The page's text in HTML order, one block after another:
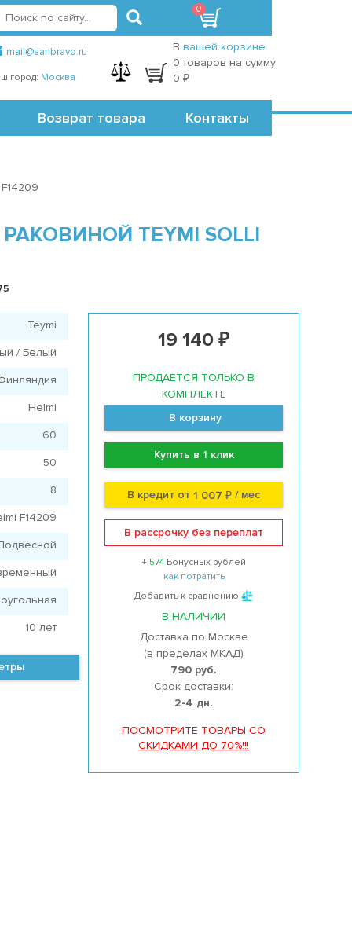
Точки самовывоза
mail@sanbravo.ru
город: Москва
регистрация
В вашей корзине
0 товаров на сумму
0 ₽
Возврат товара Контакты
0
TEYMI SOLLI
19 140 ₽
ПРОДАЕТСЯ ТОЛЬКО В
КОМПЛЕКТЕ
В корзину
Купить в 1 клик
В кредит от1 007 ₽ / мес
В рассрочку без переплат
+ 574 Бонусных рублей
как потратить
Добавить к сравнению
В НАЛИЧИИ
Доставка по Москве
(в пределах МКАД)
790 руб.
Срок доставки:
2-4 дн.
ПОСМОТРИТЕ ТОВАРЫ СО
СКИДКАМИ ДО 70%!!!
Teymi
/ Белый
Helmi
60
50
8
F14209
10 лет